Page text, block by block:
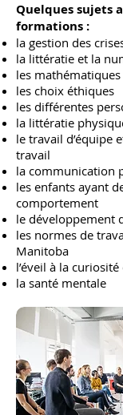
Quelques sujets
formations :
la gestion des
la littératie et la
les
les choix éthiques
les différentes
la littératie
le travail d’équipe
travail
la communication
les enfants ayant
comportement
le développement
les normes de
Manitoba
l’éveil à la curiosité
la santé mentale